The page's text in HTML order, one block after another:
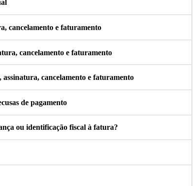
cancelamento e faturamento
cancelamento e faturamento
cancelamento e faturamento
de pagamento
ou identificação fiscal à fatura?